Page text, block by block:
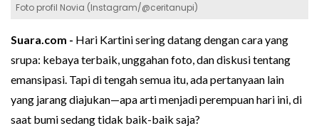
Foto profil Novia (Instagram/@ceritanupi)
Suara.com - Hari Kartini sering datang dengan cara yang
srupa: kebaya terbaik, unggahan foto, dan diskusi tentang
emansipasi. Tapi di tengah semua itu, ada pertanyaan lain
yang jarang diajukan—apa arti menjadi perempuan hari ini, di
saat bumi sedang tidak baik-baik saja?